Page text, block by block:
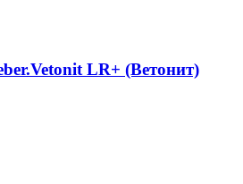
LR+ (Ветонит)